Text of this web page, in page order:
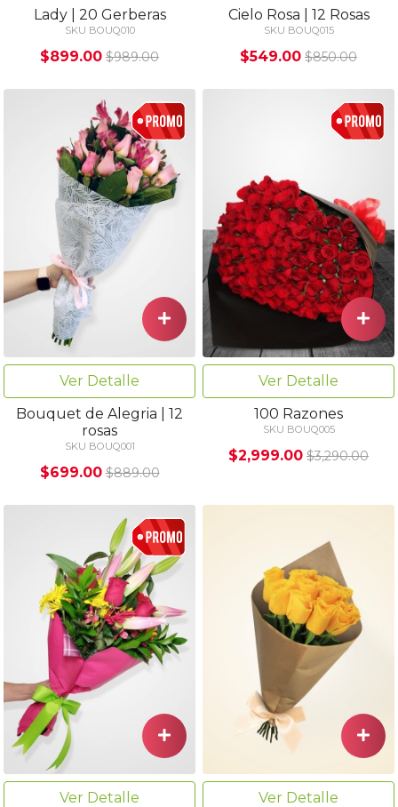
Lady | 20 Gerberas
SKU BOUQ010
$899.00 $989.00
Cielo Rosa | 12 Rosas
SKU BOUQ015
$549.00 $850.00
Ver Detalle
Bouquet de Alegria | 12
rosas
SKU BOUQ001
$699.00 $889.00
Ver Detalle
100 Razones
SKU BOUQ005
$2,999.00 $3,290.00
Ver Detalle
Ver Detalle